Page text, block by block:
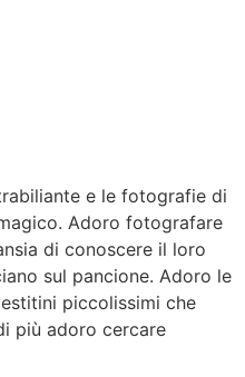
e le fotografie di
Adoro fotografare
di conoscere il loro
sul pancione. Adoro le
piccolissimi che
più adoro cercare